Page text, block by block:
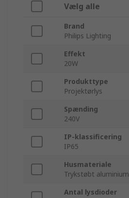
Vælg alle
Brand
Philips Lighting
Effekt
20W
Produkttype
Projektørlys
Spænding
240V
IP-klassificering
IP65
Husmateriale
Trykstøbt aluminium
Antal lysdioder